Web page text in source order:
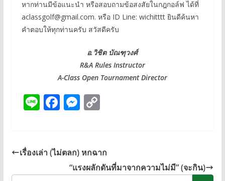
หากท่านมีข้อแนะนำ หรือสอบถามข้อสงสัยในกฎกอล์ฟ ได้ที่
aclassgolf@gmail.com. หรือ ID Line: wichitttt ยินดีค้นหา
คำตอบให้ทุกท่านครับ สวัสดีครับ
อ.วิชิต บัณฑุวงศ์
R&A Rules Instructor
A-Class Open Tournament Director
Li F
b
M
e
n
C
y
Li
เรื่องเล่า (ไม่ตลก) หกฉาก
“แรงผลักดันที่มาจากความไม่มี” (จะกิน)